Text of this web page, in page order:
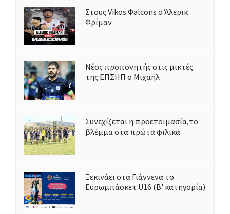
Στους Vikos Φalcons ο Άλερικ
Φρίμαν
Νέος προπονητής στις μικτές
της ΕΠΣΗΠ ο Μιχαήλ
Συνεχίζεται η προετοιμασία,το
βλέμμα στα πρώτα φιλικά
Ξεκινάει στα Γιάννενα το
Ευρωμπάσκετ U16 (Β' κατηγορία)